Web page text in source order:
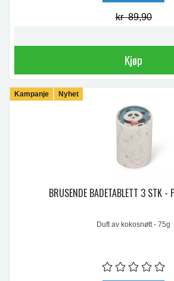
kr 89,90
Kjøp
Kampanje Nyhet
BRUSENDE BADETABLETT 3 STK -
Duft av kokosnøtt - 75g